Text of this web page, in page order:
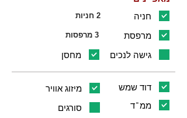
חניה 2 חניות
3 מרפסות
מרפסת
מחסן
גישה לנכים
מיזוג אוויר
דוד שמש
סורגים
ממ"ד